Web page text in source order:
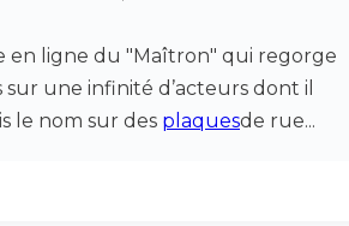
en ligne du "Maîtron" qui regorge
sur une infinité d’acteurs dont il
le nom sur des plaquesde rue...